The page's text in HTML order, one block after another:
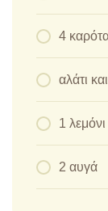
4
αλάτι
1 λεμόνι
2 αυγά